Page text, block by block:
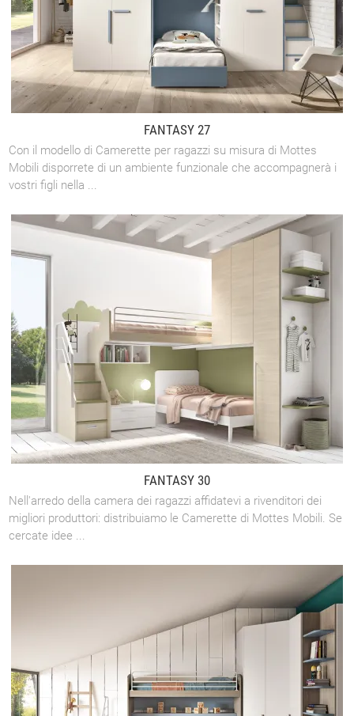
FANTASY 27
Con il modello di Camerette per ragazzi su misura di Mottes
Mobili disporrete di un ambiente funzionale che accompagnerà i
vostri figli nella ...
FANTASY 30
Nell'arredo della camera dei ragazzi affidatevi a rivenditori dei
migliori produttori: distribuiamo le Camerette di Mottes Mobili. Se
cercate idee ...